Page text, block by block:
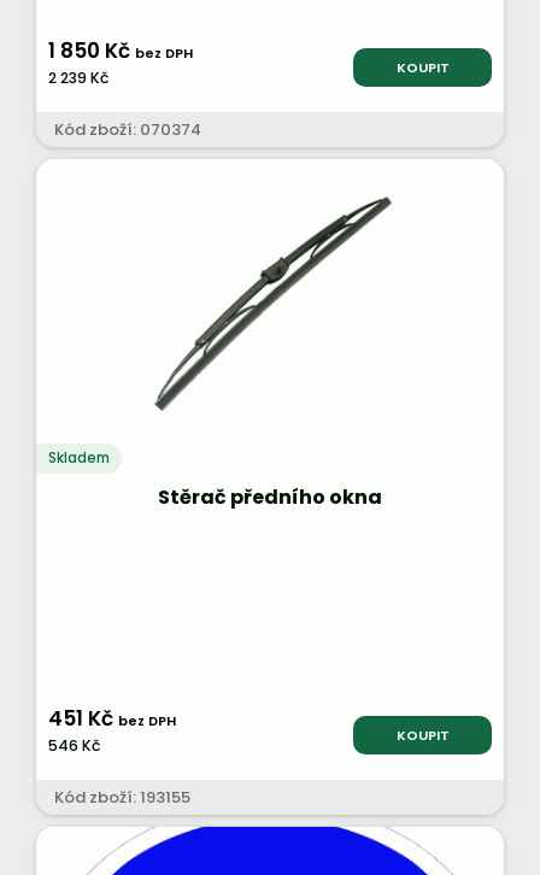
1 850 Kč bez DPH
2 239 Kč KOUPIT
Kód zboží: 070374
Skladem
Stěrač předního okna
451 Kč bez DPH
546 Kč KOUPIT
Kód zboží: 193155